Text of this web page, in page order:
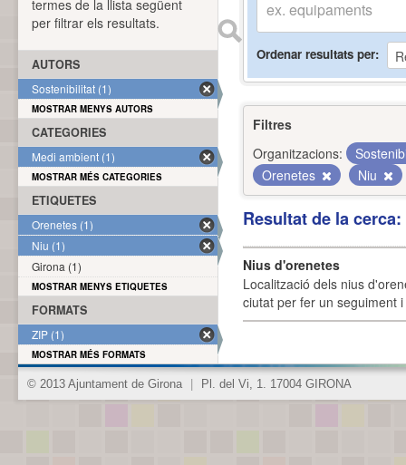
Ordenar resultats per
Filtres
Organitzacions:
Orenetes
Niu
Resultat de la
Nius d'orenetes
Localització dels nius
ciutat per fer un seguiment
termes de la llista següent
per filtrar els resultats.
AUTORS
Sostenibilitat (1)
MOSTRAR MENYS AUTORS
CATEGORIES
Medi ambient (1)
MOSTRAR MÉS CATEGORIES
ETIQUETES
Orenetes (1)
Niu (1)
Girona (1)
MOSTRAR MENYS ETIQUETES
FORMATS
ZIP (1)
MOSTRAR MÉS FORMATS
© 2013 Ajuntament de Girona Pl. del Vi, 1. 17004 GIRONA